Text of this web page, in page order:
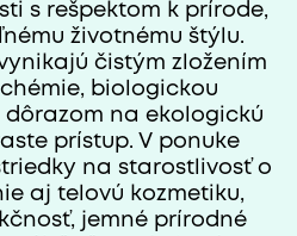
s rešpektom k prírode,
životnému štýlu.
čistým zložením
biologickou
na ekologickú
prístup. V ponuke
na starostlivosť o
aj telovú kozmetiku,
jemné prírodné